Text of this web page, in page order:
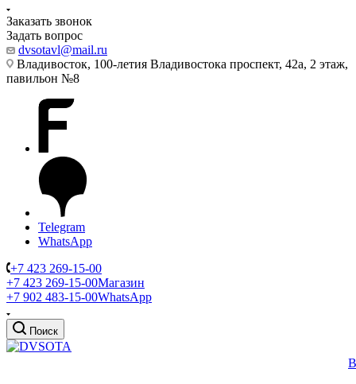
Заказать звонок
Задать вопрос
dvsotavl@mail.ru
Владивосток, 100-летия Владивостока проспект, 42а, 2 этаж,
павильон №8
Telegram
WhatsApp
+7 423 269-15-00
+7 423 269-15-00Магазин
+7 902 483-15-00WhatsApp
Поиск